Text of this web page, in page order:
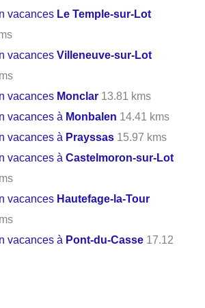
vacances Le Temple-sur-Lot
vacancesVilleneuve-sur-Lot
vacances Monclar 13.81 kms
vacances à Monbalen 14.41 kms
vacances à Prayssas 15.97 kms
vacances àCastelmoron-sur-Lot
vacances Hautefage-la-Tour
vacances à Pont-du-Casse 17.12